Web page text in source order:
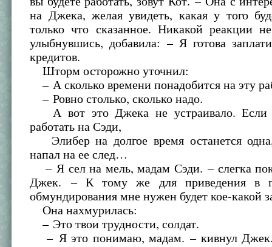
на Джека, желая увидеть, какая у того
только что сказанное. Никакой реакции
улыбнувшись, добавила: – Я готова
кредитов.
Шторм осторожно уточнил:
– А сколько времени понадобится на эту
– Ровно столько, сколько надо.
А вот это Джека не устраивало. Если
работать на Сэди,
Элибер на долгое время останется
напал на ее след…
– Я сел на мель, мадам Сэди. – слегка
Джек. – К тому же для приведения в
обмундирования мне нужен будет кое-какой
Она нахмурилась:
– Это твои трудности, солдат.
– Я это понимаю, мадам. – кивнул